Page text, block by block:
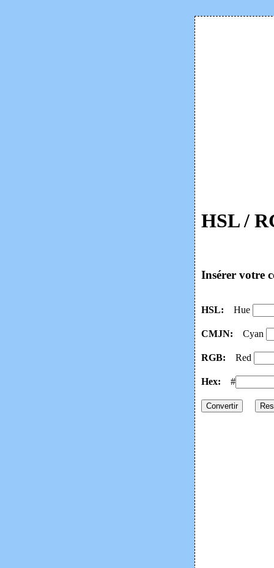
HSL /
Insérer votre
HSL: Hue
CMJN: Cyan
RGB: Red
Hex: #